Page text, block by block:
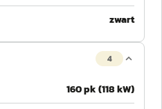
zwart
4
160 pk (118 kW)